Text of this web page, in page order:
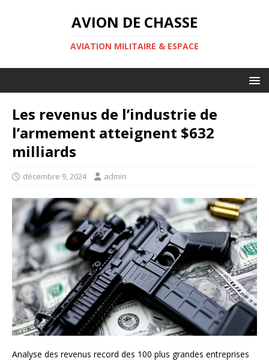
AVION DE CHASSE
AVIATION MILITAIRE & ESPACE
Les revenus de l’industrie de
l’armement atteignent $632
milliards
décembre 9, 2024 admin
Analyse des revenus record des 100 plus grandes entreprises